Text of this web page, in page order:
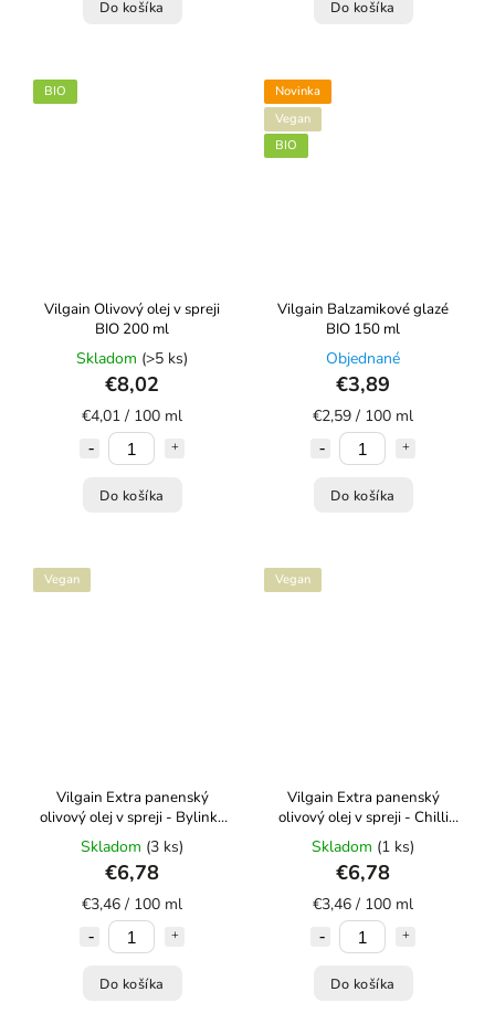
Do košíka Do košíka
BIO
Vilgain Olivový olej v spreji
BIO 200 ml
Skladom (>5 ks)
€8,02
€4,01 / 100 ml
Do košíka
Novinka
Vegan
BIO
Vilgain Balzamikové glazé
BIO 150 ml
Objednané
€3,89
€2,59 / 100 ml
Do košíka
Vegan
Vilgain Extra panenský
olivový olej v spreji - Bylinky
196 ml
Skladom (3 ks)
€6,78
€3,46 / 100 ml
Do košíka
Vegan
Vilgain Extra panenský
olivový olej v spreji - Chilli
196 ml
Skladom (1 ks)
€6,78
€3,46 / 100 ml
Do košíka